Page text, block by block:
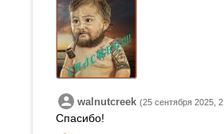
walnutcreek (25 сентября 2025,
Спасибо!